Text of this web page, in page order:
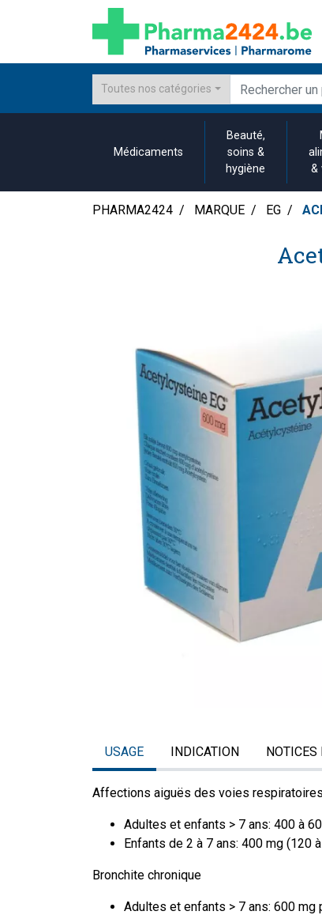
Toutes nos catégories
Médicaments
Beauté,
soins &
hygiène
&
PHARMA2424 MARQUE EG
USAGE INDICATION NOTICES
Affections aiguës des voies respiratoires
Adultes et enfants > 7 ans: 400 à
Enfants de 2 à 7 ans: 400 mg (120
Bronchite chronique
Adultes et enfants > 7 ans: 600 mg